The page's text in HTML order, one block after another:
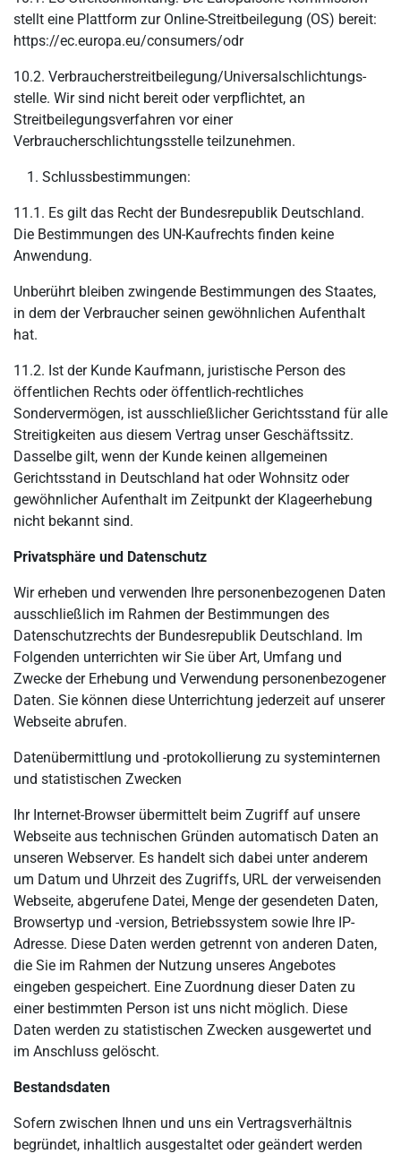
stellt eine Plattform zur Online-Streitbeilegung (OS) bereit:
https://ec.europa.eu/consumers/odr
10.2. Verbraucher­streit­beilegung/Universal­schlichtungs­
stelle. Wir sind nicht bereit oder verpflichtet, an
Streitbeilegungsverfahren vor einer
Verbraucherschlichtungsstelle teilzunehmen.
Schlussbestimmungen:
11.1. Es gilt das Recht der Bundesrepublik Deutschland.
Die Bestimmungen des UN-Kaufrechts finden keine
Anwendung.
Unberührt bleiben zwingende Bestimmungen des Staates,
in dem der Verbraucher seinen gewöhnlichen Aufenthalt
hat.
11.2. Ist der Kunde Kaufmann, juristische Person des
öffentlichen Rechts oder öffentlich-rechtliches
Sondervermögen, ist ausschließlicher Gerichtsstand für alle
Streitigkeiten aus diesem Vertrag unser Geschäftssitz.
Dasselbe gilt, wenn der Kunde keinen allgemeinen
Gerichtsstand in Deutschland hat oder Wohnsitz oder
gewöhnlicher Aufenthalt im Zeitpunkt der Klageerhebung
nicht bekannt sind.
Privatsphäre und Datenschutz
Wir erheben und verwenden Ihre personenbezogenen Daten
ausschließlich im Rahmen der Bestimmungen des
Datenschutzrechts der Bundesrepublik Deutschland. Im
Folgenden unterrichten wir Sie über Art, Umfang und
Zwecke der Erhebung und Verwendung personenbezogener
Daten. Sie können diese Unterrichtung jederzeit auf unserer
Webseite abrufen.
Datenübermittlung und -protokollierung zu systeminternen
und statistischen Zwecken
Ihr Internet-Browser übermittelt beim Zugriff auf unsere
Webseite aus technischen Gründen automatisch Daten an
unseren Webserver. Es handelt sich dabei unter anderem
um Datum und Uhrzeit des Zugriffs, URL der verweisenden
Webseite, abgerufene Datei, Menge der gesendeten Daten,
Browsertyp und -version, Betriebssystem sowie Ihre IP-
Adresse. Diese Daten werden getrennt von anderen Daten,
die Sie im Rahmen der Nutzung unseres Angebotes
eingeben gespeichert. Eine Zuordnung dieser Daten zu
einer bestimmten Person ist uns nicht möglich. Diese
Daten werden zu statistischen Zwecken ausgewertet und
im Anschluss gelöscht.
Bestandsdaten
Sofern zwischen Ihnen und uns ein Vertragsverhältnis
begründet, inhaltlich ausgestaltet oder geändert werden